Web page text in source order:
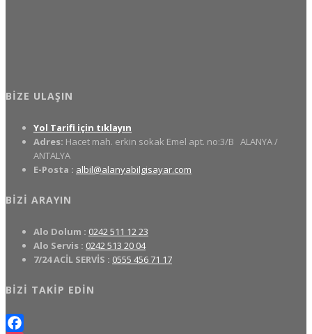
BIZE ULAŞIN
Yol Tarifi için tıklayın
Adres: Hacet mah. erkin sokak Emel apt. no:3/B ALANYA /
ANTALYA
E-Posta : albil@alanyabilgisayar.com
BIZI ARAYIN
Alo Dolum : 0242 511 12 23
Alo Servis : 0242 513 20 04
7/24 ACİL SERVİS : 0555 456 71 17
BIZI TAKIP EDIN